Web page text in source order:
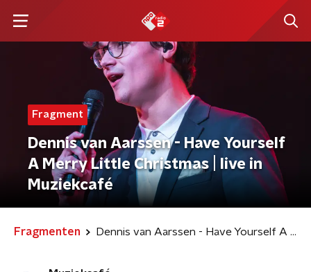
Fragment
Dennis van Aarssen - Have Yourself
A Merry Little Christmas | live in
Muziekcafé
Fragmenten Dennis van Aarssen - Have Yourself A Merry Little Christmas | live in Muziekcafé